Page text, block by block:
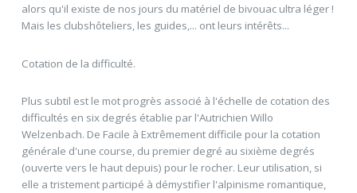
alors qu'il existe de nos jours du matériel de bivouac ultra léger !
Mais les clubshôteliers, les guides,... ont leurs intérêts...
Cotation de la difficulté.
Plus subtil est le mot progrès associé à l'échelle de cotation des
difficultés en six degrés établie par l'Autrichien Willo
Welzenbach. De Facile à Extrêmement difficile pour la cotation
générale d'une course, du premier degré au sixième degrés
(ouverte vers le haut depuis) pour le rocher. Leur utilisation, si
elle a tristement participé à démystifier l'alpinisme romantique,